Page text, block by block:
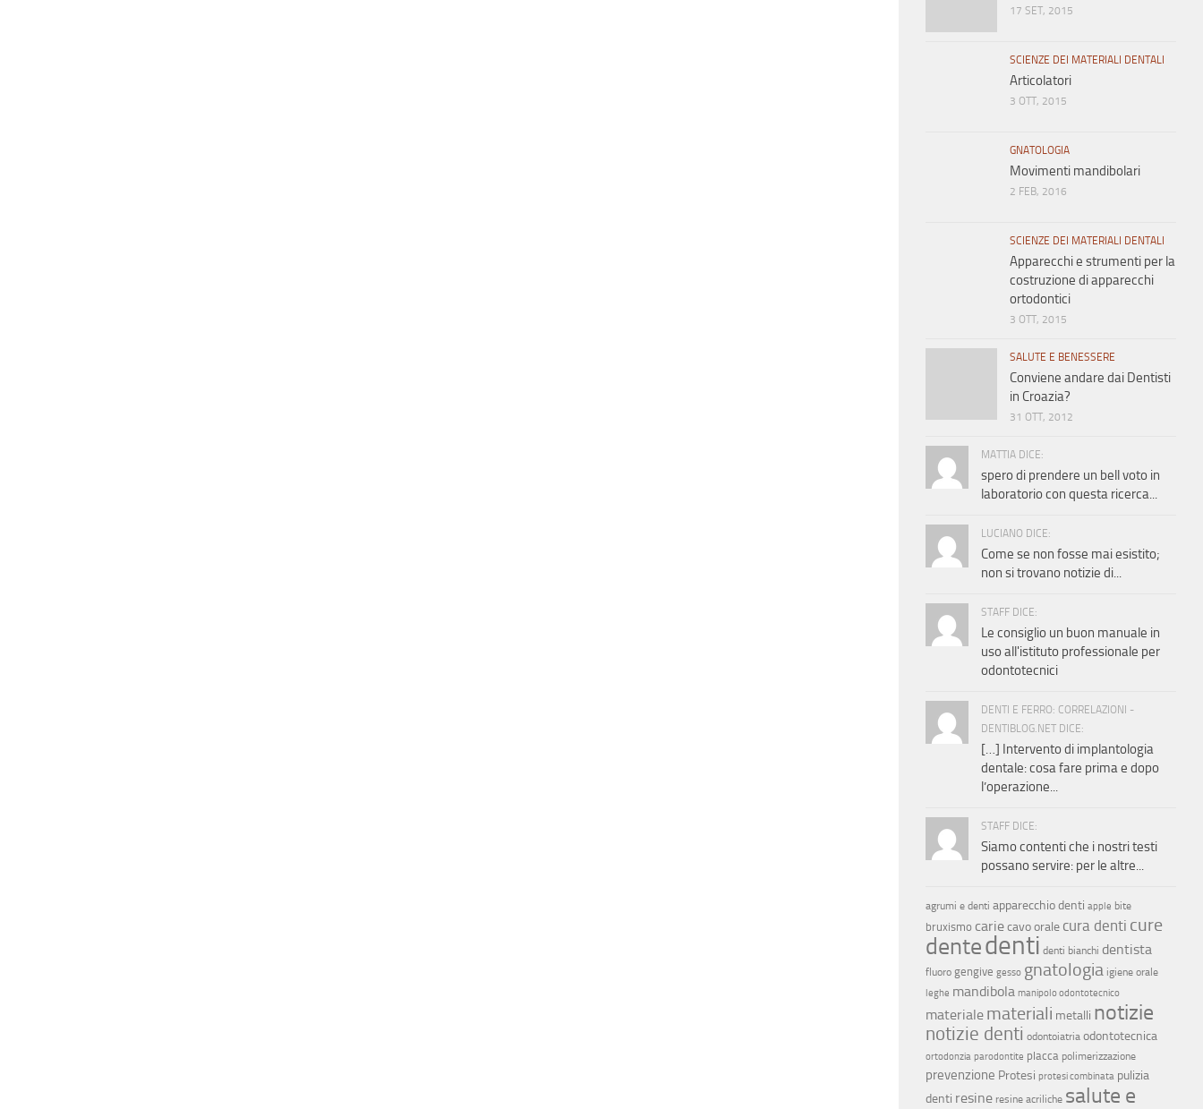
17 SET, 2015
SCIENZE DEI MATERIALI DENTALI
Articolatori
3 OTT, 2015
GNATOLOGIA
Movimenti mandibolari
2 FEB, 2016
SCIENZE DEI MATERIALI DENTALI
Apparecchi e strumenti per la
costruzione di apparecchi
ortodontici
3 OTT, 2015
SALUTE E BENESSERE
Conviene andare dai Dentisti
in Croazia?
31 OTT, 2012
MATTIA DICE:
spero di prendere un bell voto in
laboratorio con questa ricerca...
LUCIANO DICE:
Come se non fosse mai esistito;
non si trovano notizie di...
STAFF DICE:
Le consiglio un buon manuale in
uso all'istituto professionale per
odontotecnici
DENTI E FERRO: CORRELAZIONI -
DENTIBLOG.NET DICE:
[…] Intervento di implantologia
dentale: cosa fare prima e dopo
l’operazione...
STAFF DICE:
Siamo contenti che i nostri testi
possano servire: per le altre...
agrumi e denti apparecchio denti apple bite
bruxismo cariecavo orale cura denti cure
dentedenti denti bianchi dentista
fluoro gengive gesso gnatologia igiene orale
leghe mandibola manipolo odontotecnico
materiale materiali metalli notizie
notizie denti odontoiatria odontotecnica
ortodonzia parodontite placca polimerizzazione
prevenzione Protesi protesi combinata pulizia
denti resine resine acriliche salute e